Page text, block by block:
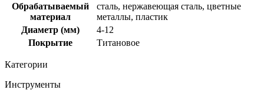
Обрабатываемый
материал
сталь, нержавеющая сталь, цветные
металлы, пластик
Диаметр (мм)
4-12
Покрытие
Титановое
Категории
Инструменты